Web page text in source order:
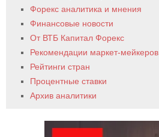
Форекс аналитика и мнения
Финансовые новости
От ВТБ Капитал Форекс
Рекомендации маркет-мейкеров
Рейтинги стран
Процентные ставки
Архив аналитики